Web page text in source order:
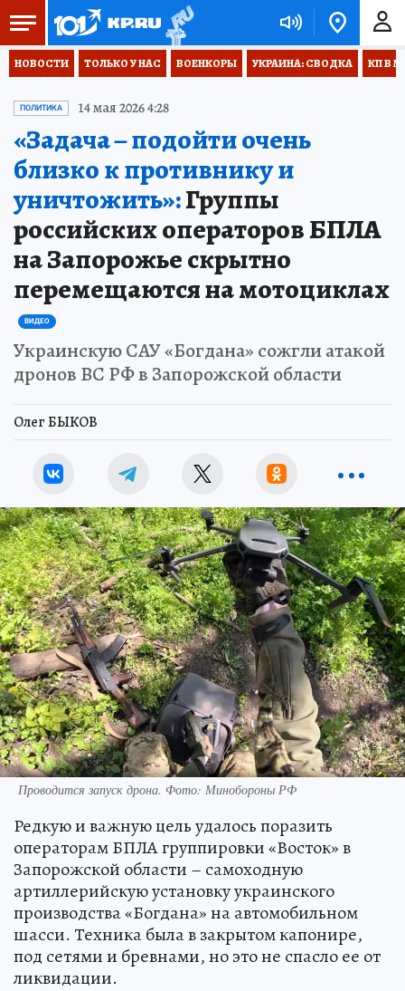
НОВОСТИ ТОЛЬКО У НАС ВОЕНКОРЫ УКРАИНА: СВОДКА КП В
ПОЛИТИКА 14 мая 2026 4:28
«Задача – подойти очень
близко к противнику и
уничтожить»:Группы
российских операторов БПЛА
на Запорожье скрытно
перемещаются на мотоциклах
ВИДЕО
Украинскую САУ «Богдана» сожгли атакой
дронов ВС РФ в Запорожской области
Олег БЫКОВ
Проводится запуск дрона. Фото: Минобороны РФ
Редкую и важную цель удалось поразить
операторам БПЛА группировки «Восток» в
Запорожской области – самоходную
артиллерийскую установку украинского
производства «Богдана» на автомобильном
шасси. Техника была в закрытом капонире,
под сетями и бревнами, но это не спасло ее от
ликвидации.